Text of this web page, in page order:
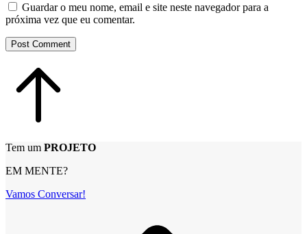
Guardar o meu nome, email e site neste navegador para a
próxima vez que eu comentar.
Post Comment
Tem um PROJETO
EM MENTE?
Vamos Conversar!